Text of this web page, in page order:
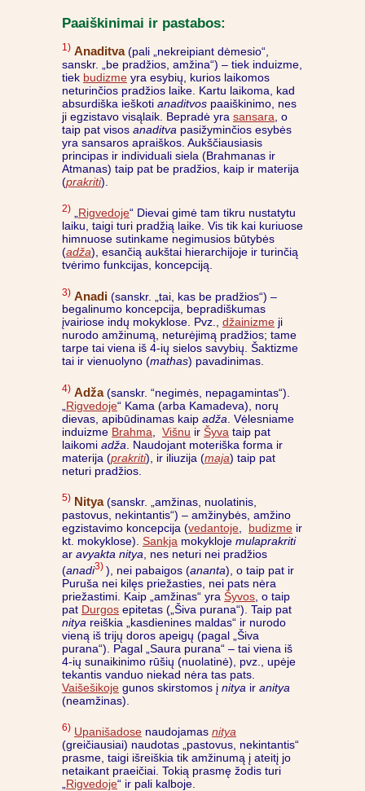
Paaiškinimai ir pastabos:
1) Anaditva(pali „nekreipiant dėmesio“,
sanskr. „be pradžios, amžina“) – tiek induizme,
tiek budizme yra esybių, kurios laikomos
neturinčios pradžios laike. Kartu laikoma, kad
absurdiška ieškoti anaditvos paaiškinimo, nes
ji egzistavo visąlaik. Bepradė yra sansara , o
taip pat visos anaditva pasižyminčios esybės
yra sansaros apraiškos. Aukščiausiasis
principas ir individuali siela (Brahmanas ir
Atmanas) taip pat be pradžios, kaip ir materija
(prakriti).
2) Rigvedoje“ Dievai gimė tam tikru nustatytu
laiku, taigi turi pradžią laike. Vis tik kai kuriuose
himnuose sutinkame negimusios būtybės
(adža), esančią aukštai hierarchijoje ir turinčią
tvėrimo funkcijas, koncepciją.
3) Anadi (sanskr. „tai, kas be pradžios“) –
begalinumo koncepcija, bepradiškumas
įvairiose indų mokyklose. Pvz., džainizme ji
nurodo amžinumą, neturėjimą pradžios; tame
tarpe tai viena iš 4-ių sielos savybių. Šaktizme
tai ir vienuolyno (mathas) pavadinimas.
4) Adža(sanskr. “negimės, nepagamintas“).
Rigvedoje“ Kama (arba Kamadeva), norų
dievas, apibūdinamas kaip adža . Vėlesniame
induizme Brahma Višnu ir Šyva taip pat
laikomi adža . Naudojant moteriška forma ir
materija (prakriti), ir iliuzija (maja) taip pat
neturi pradžios.
5) Nitya(sanskr. „amžinas, nuolatinis,
pastovus, nekintantis“) – amžinybės, amžino
egzistavimo koncepcija (vedantoje budizme ir
kt. mokyklose). Sankja mokykloje mulaprakriti
ar avyakta nitya , nes neturi nei pradžios
(anadi3) ), nei pabaigos (ananta), o taip pat ir
Puruša nei kilęs priežasties, nei pats nėra
priežastimi. Kaip „amžinas“ yra Šyvos , o taip
pat Durgos epitetas („Šiva purana“). Taip pat
nitya reiškia „kasdienines maldas“ ir nurodo
vieną iš trijų doros apeigų (pagal „Šiva
purana“). Pagal „Saura purana“ – tai viena iš
4-ių sunaikinimo rūšių (nuolatinė), pvz., upėje
tekantis vanduo niekad nėra tas pats.
Vaišešikoje gunos skirstomos į nitya ir anitya
(neamžinas).
6) Upanišadose naudojamas nitya
(greičiausiai) naudotas „pastovus, nekintantis“
prasme, taigi išreiškia tik amžinumą į ateitį jo
netaikant praeičiai. Tokią prasmę žodis turi
Rigvedoje“ ir pali kalboje.